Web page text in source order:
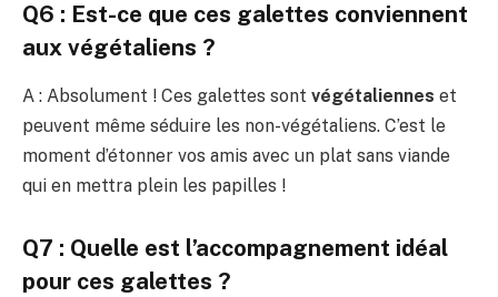
Q6 : Est-ce que ces galettes conviennent
aux végétaliens ?
A : Absolument ! Ces galettes sont végétaliennes et
peuvent même séduire les non-végétaliens. C’est le
moment d’étonner vos amis avec un plat sans viande
qui en mettra plein les papilles !
Q7 : Quelle est l’accompagnement idéal
pour ces galettes ?